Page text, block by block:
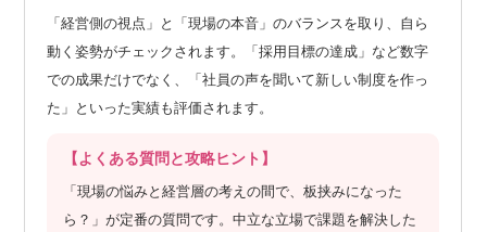
・将来の備え・その他
→企業型確定拠出年金（401k）の導入、副業可、資格取得支
援や報奨金制度、奨学金返済サポートなど。
「経営側の視点」と「現場の本音」のバランスを取り、自ら
動く姿勢がチェックされます。「採用目標の達成」など数字
での成果だけでなく、「社員の声を聞いて新しい制度を作っ
た」といった実績も評価されます。
【よくある質問と攻略ヒント】
「現場の悩みと経営層の考えの間で、板挟みになった
ら？」が定番の質問です。中立な立場で課題を解決した